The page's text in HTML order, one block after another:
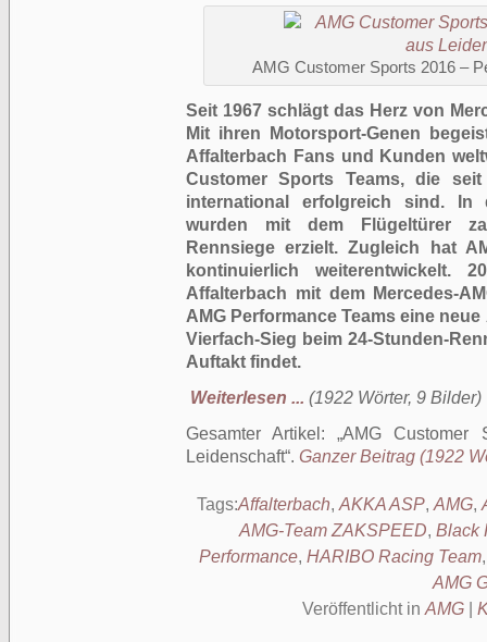
AMG Customer Sports 2016 –
Seit 1967 schlägt das Herz von
Mit ihren Motorsport-Genen
Affalterbach Fans und Kunden
Customer Sports Teams, die
international erfolgreich sind. In
wurden mit dem Flügeltürer
Rennsiege erzielt. Zugleich hat
kontinuierlich weiterentwickelt.
Affalterbach mit dem Mercedes-
AMG Performance Teams eine
Vierfach-Sieg beim 24-Stunden-
Auftakt findet.
Weiterlesen ... (1922 Wörter, 9 Bilder)
Gesamter Artikel: AMG Customer
Leidenschaft . Ganzer Beitrag (1922
Tags:Affalterbach, AKKA ASP, AMG,
AMG-Team ZAKSPEED, Black
Performance, HARIBO Racing Team
AMG
Veröffentlicht in AMG|